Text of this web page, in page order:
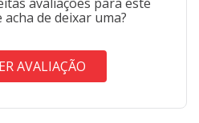
de deixar uma?
AVALIAÇÃO